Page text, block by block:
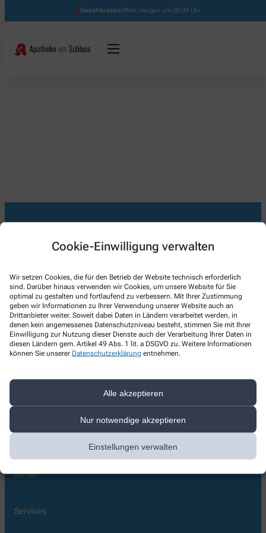
Cookie-Einwilligung verwalten
Wir setzen Cookies, die für den Betrieb der Website technisch erforderlich
sind. Darüber hinaus verwenden wir Cookies, um unsere Website für Sie
optimal zu gestalten und fortlaufend zu verbessern. Mit Ihrer Zustimmung
geben wir Informationen zu Ihrer Verwendung unserer Website auch an
Drittanbieter weiter. Soweit dabei Daten in Ländern verarbeitet werden, in
denen kein angemessenes Datenschutzniveau besteht, stimmen Sie mit Ihrer
Einwilligung zur Nutzung dieser Dienste auch der Verarbeitung Ihrer Daten in
diesen Ländern gem. Artikel 49 Abs. 1 lit. a DSGVO zu. Weitere Informationen
können Sie unserer Datenschutzerklärung entnehmen.
Alle akzeptieren
Nur notwendige akzeptieren
Einstellungen verwalten
Geschlossenöffnet morgen um 08:00 Uhr
Apotheke am Schloß
Zum Sperlingsfeld 1,19067 Leezen
03866492656
03866492657
info@apotheke-leezen.de
Apotheke für Ihr Wohlbefinden
Team
Lieferoptionen
Kontakt
Services